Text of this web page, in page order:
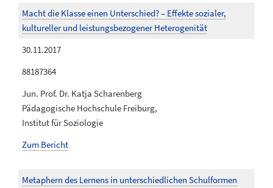
Macht die Klasse einen Unterschied? – Effekte sozialer,
kultureller und leistungsbezogener Heterogenität
30.11.2017
88187364
Jun. Prof. Dr. Katja Scharenberg
Pädagogische Hochschule Freiburg,
Institut für Soziologie
Zum Bericht
Metaphern des Lernens in unterschiedlichen Schulformen